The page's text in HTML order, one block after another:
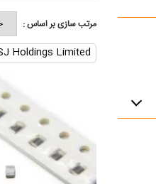
مرتب سازی بر اساس :
Holdings Limited